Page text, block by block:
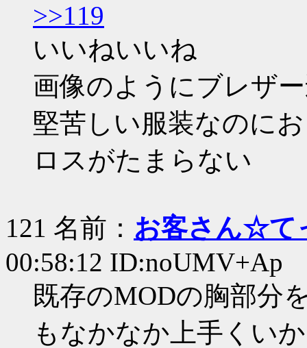
>>119
いいねいいね
画像のようにブレザ
堅苦しい服装なのに
ロスがたまらない
121 名前： お客さん☆て
00:58:12 ID:noUMV+Ap
既存のMODの胸部分
もなかなか上手くい